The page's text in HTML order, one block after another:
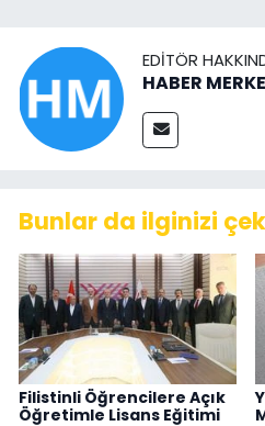
EDITÖR
HABER
Bunlar da ilginizi
Filistinli Öğrencilere Açık
Öğretimle Lisans Eğitimi